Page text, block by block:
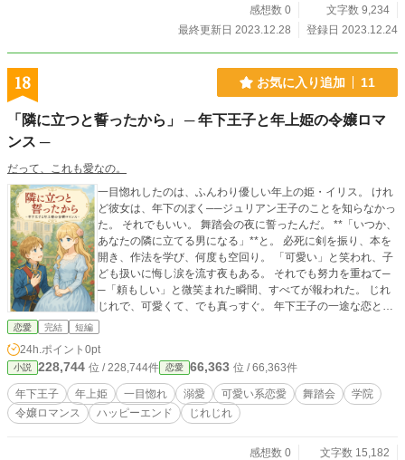
感想数 0
文字数 9,234
最終更新日 2023.12.28
登録日 2023.12.24
18 お気に入り追加 11
「隣に立つと誓ったから」 ─ 年下王子と年上姫の令嬢ロマ
ンス ─
だって、これも愛なの。
一目惚れしたのは、ふんわり優しい年上の姫・イリス。 けれ
ど彼女は、年下のぼく──ジュリアン王子のことを知らなかっ
た。 それでもいい。 舞踏会の夜に誓ったんだ。 **「いつか、
あなたの隣に立てる男になる」**と。 必死に剣を振り、本を
開き、作法を学び、何度も空回り。 「可愛い」と笑われ、子
ども扱いに悔し涙を流す夜もある。 それでも努力を重ねて─
─「頼もしい」と微笑まれた瞬間、すべてが報われた。 じれ
じれで、可愛くて、でも真っすぐ。 年下王子の一途な恋と、
ほんわか姫の心が少しずつほどけていく。 やがて訪れる婚
ふんわり姫イリスの令嬢ロマンス。
恋愛 完結 短編
24h.ポイント 0pt
小説 228,744 位 / 228,744件 恋愛 66,363 位 / 66,363件
年下王子 年上姫 一目惚れ 溺愛 可愛い系恋愛 舞踏会
学院
令嬢ロマンス
ハッピーエンド じれじれ
感想数 0 文字数 15,182